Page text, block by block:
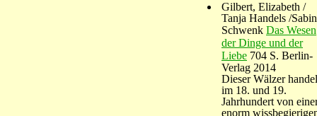
Gilbert, Elizabeth /
Tanja Handels /
Schwenk Das Wesen
der Dinge und der
Liebe 704 S. Berlin-
Verlag 2014
Dieser Wälzer
im 18. und 19.
Jahrhundert von
enorm